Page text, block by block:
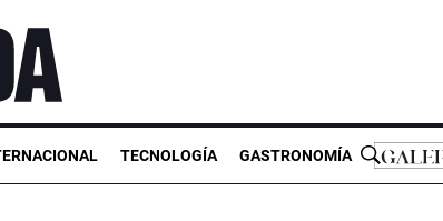
TECNOLOGÍA GASTRONOMÍA